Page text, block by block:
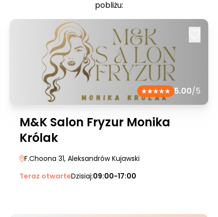
pobliżu:
5.00/5
M&K Salon Fryzur Monika
Królak
F.Choona 31, Aleksandrów Kujawski
Teraz otwarteDzisiaj:09:00-17:00